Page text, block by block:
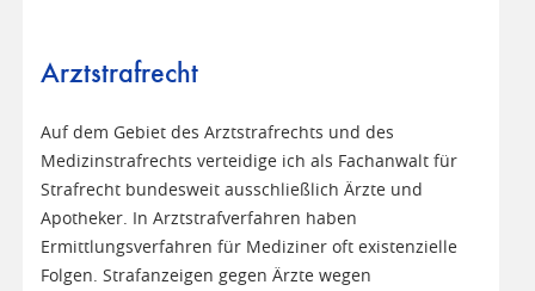
Arztstrafrecht
Auf dem Gebiet des Arztstrafrechts und des
Medizinstrafrechts verteidige ich als Fachanwalt für
Strafrecht bundesweit ausschließlich Ärzte und
Apotheker. In Arztstrafverfahren haben
Ermittlungsverfahren für Mediziner oft existenzielle
Folgen. Strafanzeigen gegen Ärzte wegen